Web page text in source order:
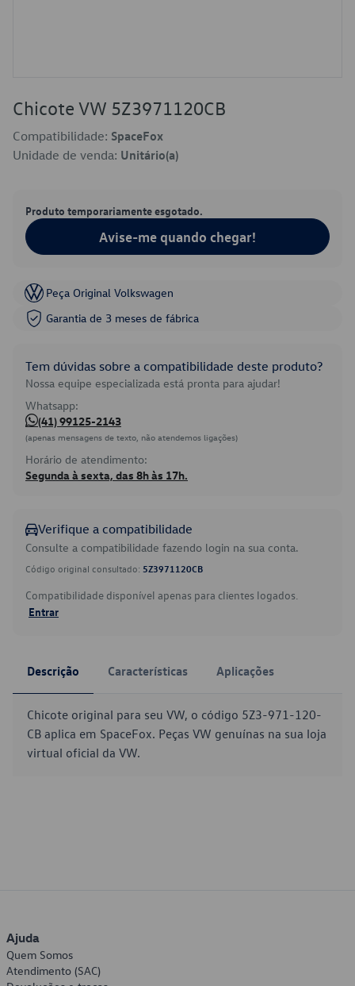
Chicote VW 5Z3971120CB
Compatibilidade: SpaceFox
Unidade de venda: Unitário(a)
Produto temporariamente esgotado.
Avise-me quando chegar!
Peça Original Volkswagen
Garantia de 3 meses de fábrica
Tem dúvidas sobre a compatibilidade deste produto?
Nossa equipe especializada está pronta para ajudar!
Whatsapp:
(41) 99125-2143
(apenas mensagens de texto, não atendemos ligações)
Horário de atendimento:
Segunda à sexta, das 8h às 17h.
Verifique a compatibilidade
Consulte a compatibilidade fazendo login na sua conta.
Código original consultado: 5Z3971120CB
Compatibilidade disponível apenas para clientes logados.
Entrar
Descrição Características Aplicações
Chicote original para seu VW, o código 5Z3-971-120-
CB aplica em SpaceFox. Peças VW genuínas na sua loja
virtual oficial da VW.
Ajuda
Quem Somos
Atendimento (SAC)